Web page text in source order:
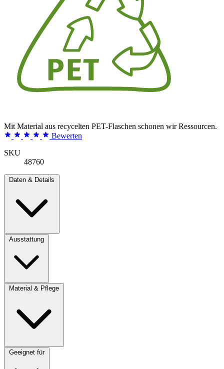
Mit Material aus recycelten PET-Flaschen schonen wir Ressourcen.
Bewerten
SKU
48760
Daten & Details
Ausstattung
Material & Pflege
Geeignet für